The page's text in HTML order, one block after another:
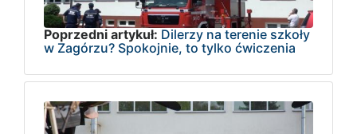
Poprzedni artykuł: Dilerzy na terenie szkoły
w Zagórzu? Spokojnie, to tylko ćwiczenia